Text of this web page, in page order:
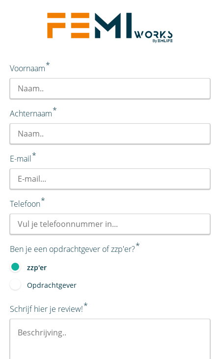
Voornaam*
Achternaam*
E-mail*
Telefoon*
Ben je een opdrachtgever of zzp'er?*
zzp'er
Opdrachtgever
Schrijf hier je review!*